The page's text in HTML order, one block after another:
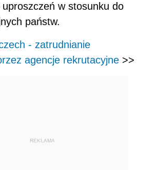
w stosunku do
państw.
- zatrudnianie
agencje rekrutacyjne >>
REKLAMA